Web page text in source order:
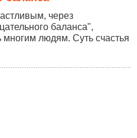
через
баланса",
многим людям. Суть счастья